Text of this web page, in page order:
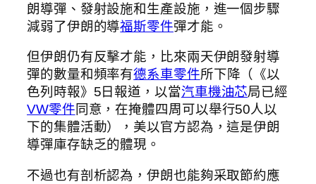
朗導彈、發射設施和生產設施，進一個步驟
減弱了伊朗的導福斯零件彈才能。
但伊朗仍有反擊才能，比來兩天伊朗發射導
彈的數量和頻率有德系車零件所下降（《以
色列時報》5日報道，以當汽車機油芯局已經
VW零件同意，在掩體四周可以舉行50人以
下的集體活動），美以官方認為，這是伊朗
導彈庫存缺乏的體現。
不過也有剖析認為，伊朗也能夠采取節約應